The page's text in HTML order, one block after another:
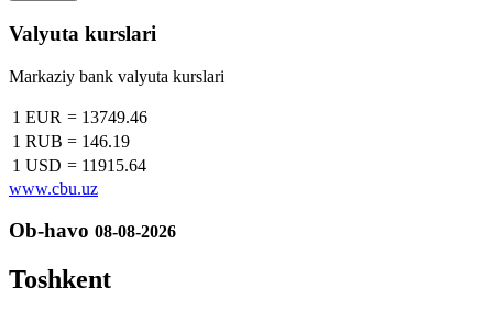
Valyuta kurslari
Markaziy bank valyuta kurslari
1 EUR = 13749.46
1 RUB = 146.19
1 USD = 11915.64
www.cbu.uz
Ob-havo 08-08-2026
Toshkent